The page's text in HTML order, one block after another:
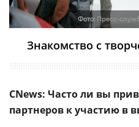
Фото: Пресс-
Знакомство с
CNews: Часто ли вы
партнеров к участию в